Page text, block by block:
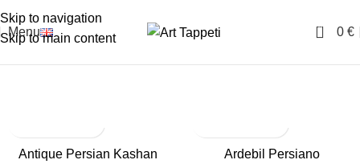
Skip to navigation
Skip to main content
Menu 0 0 €
-34%Antique Persian Kashan
Ardebil Persiano